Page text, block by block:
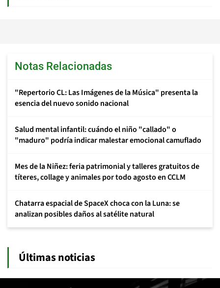
Notas Relacionadas
"Repertorio CL: Las Imágenes de la Música" presenta la
esencia del nuevo sonido nacional
Salud mental infantil: cuándo el niño "callado" o
"maduro" podría indicar malestar emocional camuflado
Mes de la Niñez: feria patrimonial y talleres gratuitos de
títeres, collage y animales por todo agosto en CCLM
Chatarra espacial de SpaceX choca con la Luna: se
analizan posibles daños al satélite natural
Últimas noticias